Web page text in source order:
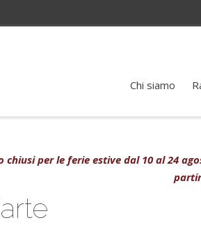
Chi siamo
per le ferie estive dal 10 al 24